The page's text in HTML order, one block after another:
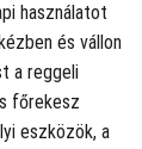
használatot
és vállon
a reggeli
főrekesz
eszközök, a